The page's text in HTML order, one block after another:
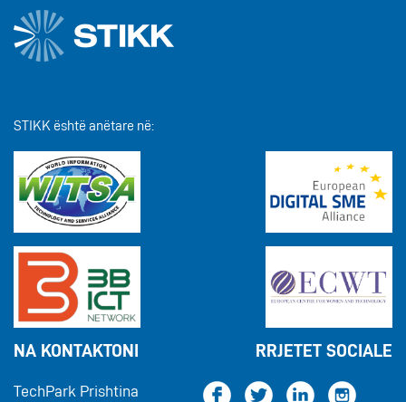
STIKK është anëtare në:
NA KONTAKTONI
TechPark Prishtina
RRJETET SOCIALE